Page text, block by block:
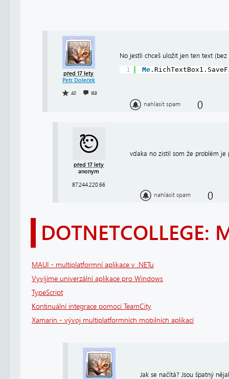
před 17 lety
Petr Doleček
40 169
No jestli chceš uložit jen ten text
1
Me
nahlásit spam 0
před 17 lety
anonym
87.244.220.66
vďaka no zistil som že problém
nahlásit spam 0
DOTNETCOLLEGE:
MAUI - multiplatformní aplikace v .NETu
Vyvíjíme univerzální aplikace pro Windows
TypeScript
Kontinuální integrace pomocí TeamCity
Xamarin - vývoj multiplatformních mobilních aplikací
Jak se načítá? Jsou špatný